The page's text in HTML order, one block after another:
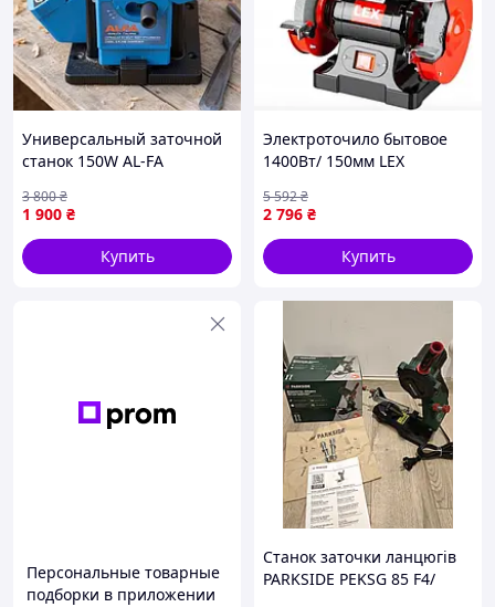
Универсальный заточной
станок 150W AL-FA
универсальное
электрическое, Станок
точильный, TFF
1 900 ₴
3 800₴
Купить
Электроточило бытовое
1400Вт/ 150мм LEX
станок для заточки,
Гриндер шлифовальный
станок, RYH
2 796 ₴
5 592₴
Купить
Персональные товарные
подборки в приложении
Станок заточки ланцюгів
PARKSIDE PEKSG 85 F4/